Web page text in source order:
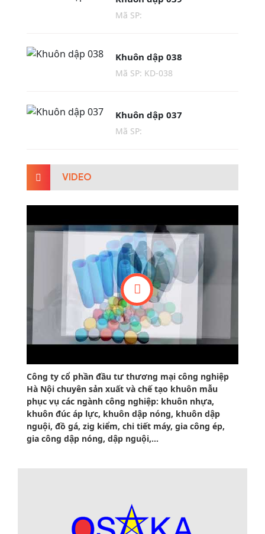
Mã SP:
Khuôn dập 038
Mã SP: KD-038
Khuôn dập 037
Mã SP:
VIDEO
Công ty cổ phần đầu tư thương mại công nghiệp
Hà Nội chuyên sản xuất và chế tạo khuôn mẫu
phục vụ các ngành công nghiệp: khuôn nhựa,
khuôn đúc áp lực, khuôn dập nóng, khuôn dập
nguội, đồ gá, zig kiểm, chi tiết máy, gia công ép,
gia công dập nóng, dập nguội,...